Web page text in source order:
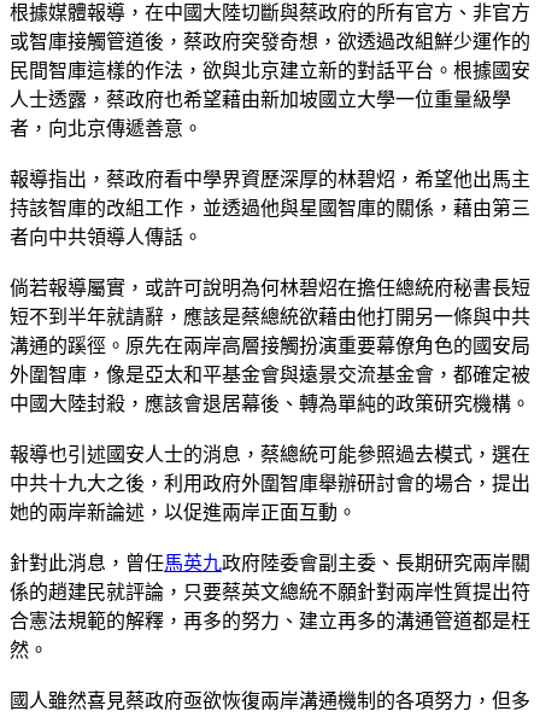
根據媒體報導，在中國大陸切斷與蔡政府的所有官方、非官方
或智庫接觸管道後，蔡政府突發奇想，欲透過改組鮮少運作的
民間智庫這樣的作法，欲與北京建立新的對話平台。根據國安
人士透露，蔡政府也希望藉由新加坡國立大學一位重量級學
者，向北京傳遞善意。
報導指出，蔡政府看中學界資歷深厚的林碧炤，希望他出馬主
持該智庫的改組工作，並透過他與星國智庫的關係，藉由第三
者向中共領導人傳話。
倘若報導屬實，或許可說明為何林碧炤在擔任總統府秘書長短
短不到半年就請辭，應該是蔡總統欲藉由他打開另一條與中共
溝通的蹊徑。原先在兩岸高層接觸扮演重要幕僚角色的國安局
外圍智庫，像是亞太和平基金會與遠景交流基金會，都確定被
中國大陸封殺，應該會退居幕後、轉為單純的政策研究機構。
報導也引述國安人士的消息，蔡總統可能參照過去模式，選在
中共十九大之後，利用政府外圍智庫舉辦研討會的場合，提出
她的兩岸新論述，以促進兩岸正面互動。
針對此消息，曾任馬英九政府陸委會副主委、長期研究兩岸關
係的趙建民就評論，只要蔡英文總統不願針對兩岸性質提出符
合憲法規範的解釋，再多的努力、建立再多的溝通管道都是枉
然。
國人雖然喜見蔡政府亟欲恢復兩岸溝通機制的各項努力，但多